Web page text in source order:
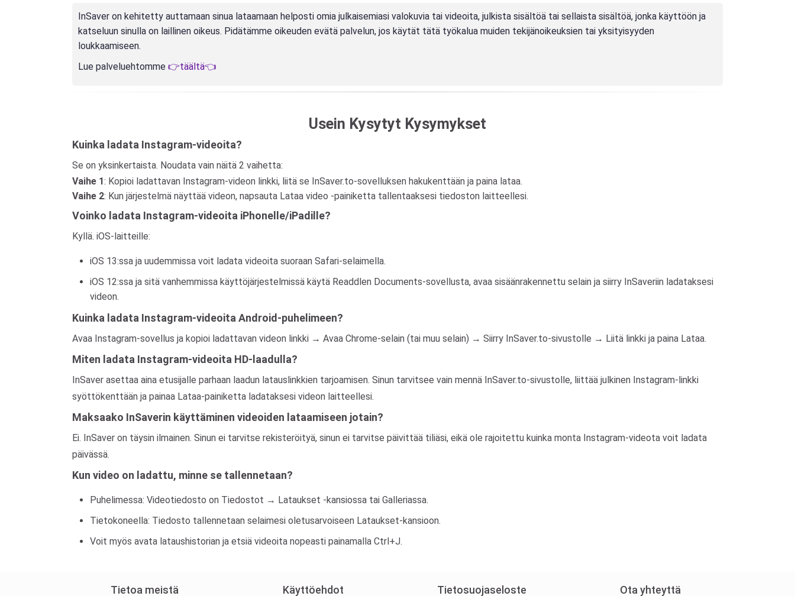
InSaver on kehitetty auttamaan sinua lataamaan helposti omia julkaisemiasi valokuvia tai videoita, julkista sisältöä tai sellaista sisältöä, jonka käyttöön ja
katseluun sinulla on laillinen oikeus. Pidätämme oikeuden evätä palvelun, jos käytät tätä työkalua muiden tekijänoikeuksien tai yksityisyyden
loukkaamiseen.
Lue palveluehtomme 👉täältä👈
Usein Kysytyt Kysymykset
Kuinka ladata Instagram-videoita?
Se on yksinkertaista. Noudata vain näitä 2 vaihetta:
Vaihe 1: Kopioi ladattavan Instagram-videon linkki, liitä se InSaver.to-sovelluksen hakukenttään ja paina lataa.
Vaihe 2: Kun järjestelmä näyttää videon, napsauta Lataa video -painiketta tallentaaksesi tiedoston laitteellesi.
Voinko ladata Instagram-videoita iPhonelle/iPadille?
Kyllä. iOS-laitteille:
iOS 13:ssa ja uudemmissa voit ladata videoita suoraan Safari-selaimella.
iOS 12:ssa ja sitä vanhemmissa käyttöjärjestelmissä käytä Readdlen Documents-sovellusta, avaa sisäänrakennettu selain ja siirry InSaveriin ladataksesi
videon.
Kuinka ladata Instagram-videoita Android-puhelimeen?
Avaa Instagram-sovellus ja kopioi ladattavan videon linkki → Avaa Chrome-selain (tai muu selain) → Siirry InSaver.to-sivustolle → Liitä linkki ja paina Lataa.
Miten ladata Instagram-videoita HD-laadulla?
InSaver asettaa aina etusijalle parhaan laadun latauslinkkien tarjoamisen. Sinun tarvitsee vain mennä InSaver.to-sivustolle, liittää julkinen Instagram-linkki
syöttökenttään ja painaa Lataa-painiketta ladataksesi videon laitteellesi.
Maksaako InSaverin käyttäminen videoiden lataamiseen jotain?
Ei. InSaver on täysin ilmainen. Sinun ei tarvitse rekisteröityä, sinun ei tarvitse päivittää tiliäsi, eikä ole rajoitettu kuinka monta Instagram-videota voit ladata
päivässä.
Kun video on ladattu, minne se tallennetaan?
Puhelimessa: Videotiedosto on Tiedostot → Lataukset -kansiossa tai Galleriassa.
Tietokoneella: Tiedosto tallennetaan selaimesi oletusarvoiseen Lataukset-kansioon.
Voit myös avata lataushistorian ja etsiä videoita nopeasti painamalla Ctrl+J.
Tietoa meistä Käyttöehdot Tietosuojaseloste Ota yhteyttä